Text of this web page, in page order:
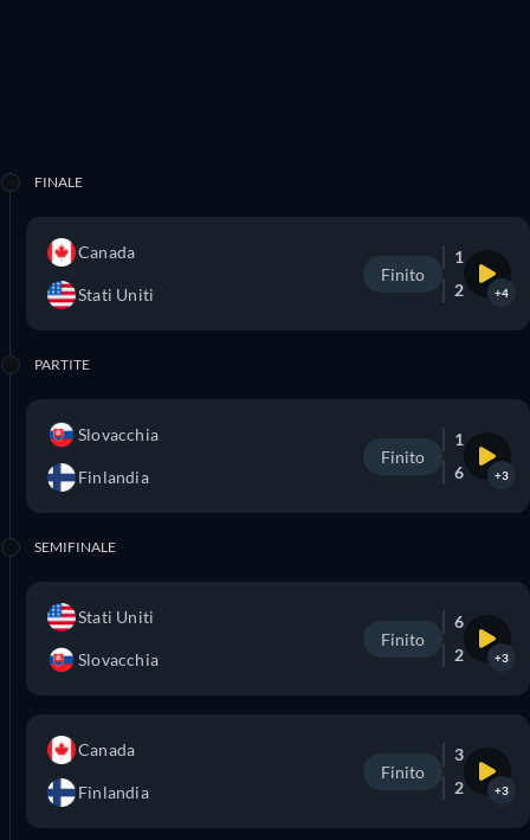
FINALE
Canada
Stati Uniti
Finito
1
2
+4
PARTITE
Slovacchia
Finlandia
Finito
1
6
+3
SEMIFINALE
Stati Uniti
Slovacchia
Finito
6
2
+3
Canada
Finlandia
Finito
3
2
+3